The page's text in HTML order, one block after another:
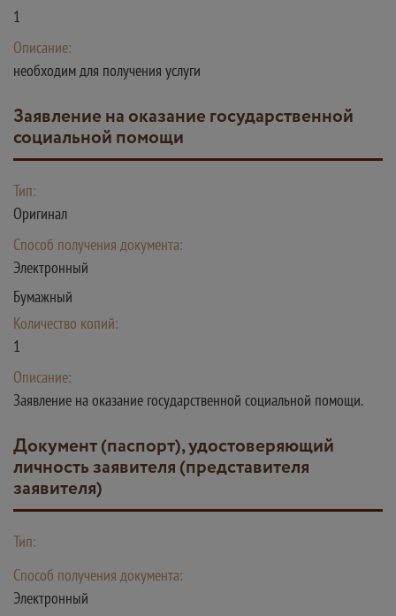
1
Описание:
необходим для получения услуги
Заявление на оказание государственной
социальной помощи
Тип:
Оригинал
Способ получения документа:
Электронный
Бумажный
Количество копий:
1
Описание:
Заявление на оказание государственной социальной помощи.
Документ (паспорт), удостоверяющий
личность заявителя (представителя
заявителя)
Тип:
Способ получения документа:
Электронный